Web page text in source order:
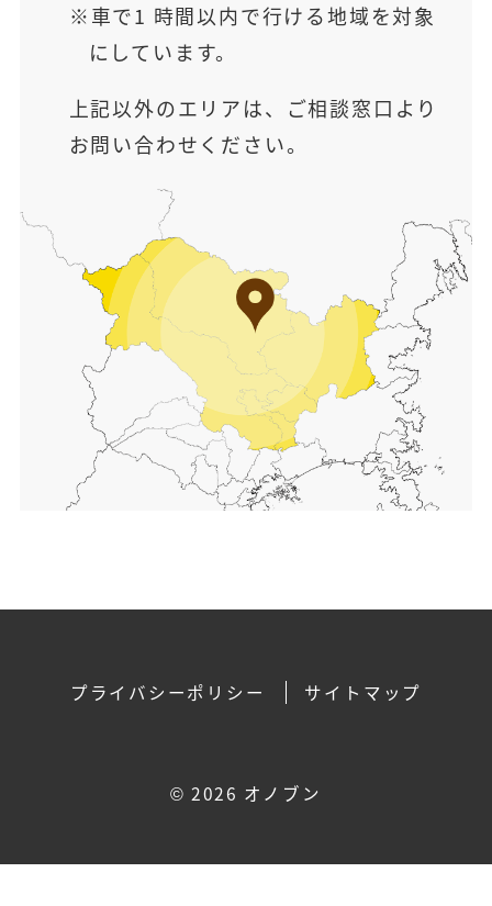
車で1 時間以内で行ける地域を対象
にしています。
上記以外のエリアは、ご相談窓口より
お問い合わせください。
プライバシーポリシー サイトマップ
© 2026 オノブン